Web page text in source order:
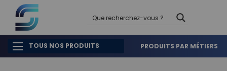
TOUS NOS PRODUITS PRODUITS PAR MÉTIERS